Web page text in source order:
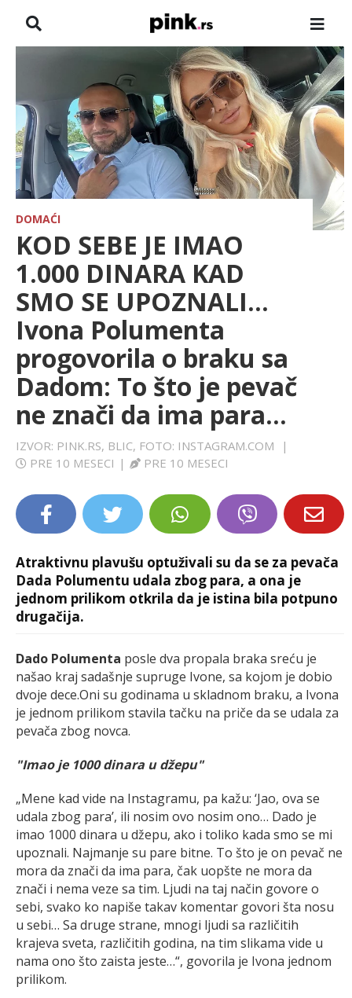
ZADRUGA
SHOWBIZ
HRONIKA
PINKOVE ZVEZDE
TV
SPORT
LIFESTYLE
EXTRA
DOMAĆI
KOD SEBE JE IMAO
1.000 DINARA KAD
SMO SE UPOZNALI...
Ivona Polumenta
progovorila o braku sa
Dadom: To što je pevač
ne znači da ima para...
IZVOR: PINK.RS, BLIC, FOTO: INSTAGRAM.COM
|
PRE 10 MESECI | PRE 10 MESECI
Atraktivnu plavušu optuživali su da se za pevača
Dada Polumentu udala zbog para, a ona je
jednom prilikom otkrila da je istina bila potpuno
drugačija.
Dado Polumenta posle dva propala braka sreću je
našao kraj sadašnje supruge Ivone, sa kojom je dobio
dvoje dece.Oni su godinama u skladnom braku, a Ivona
je jednom prilikom stavila tačku na priče da se udala za
pevača zbog novca.
"Imao je 1000 dinara u džepu"
„Mene kad vide na Instagramu, pa kažu: ‘Jao, ova se
udala zbog para’, ili nosim ovo nosim ono… Dado je
imao 1000 dinara u džepu, ako i toliko kada smo se mi
upoznali. Najmanje su pare bitne. To što je on pevač ne
mora da znači da ima para, čak uopšte ne mora da
znači i nema veze sa tim. Ljudi na taj način govore o
sebi, svako ko napiše takav komentar govori šta nosu
u sebi… Sa druge strane, mnogi ljudi sa različitih
krajeva sveta, različitih godina, na tim slikama vide u
nama ono što zaista jeste…“, govorila je Ivona jednom
prilikom.